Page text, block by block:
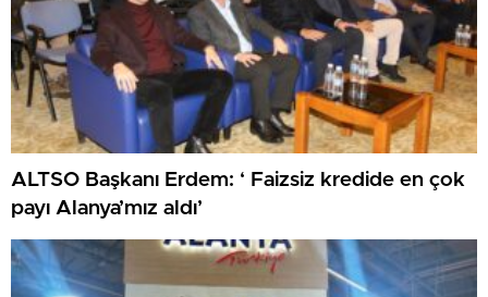
ALTSO Başkanı Erdem: ‘ Faizsiz kredide en çok
payı Alanya’mız aldı’